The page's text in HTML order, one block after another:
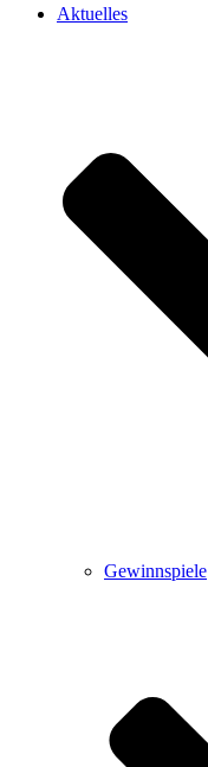
Aktuelles
Gewinnspiele